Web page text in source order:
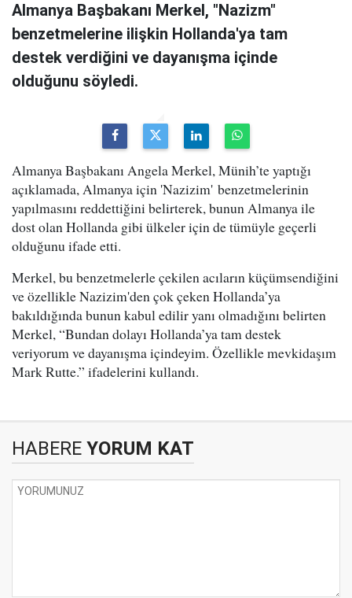
Almanya Başbakanı Merkel, "Nazizm"
benzetmelerine ilişkin Hollanda'ya tam
destek verdiğini ve dayanışma içinde
olduğunu söyledi.
Almanya Başbakanı Angela Merkel, Münih’te yaptığı
açıklamada, Almanya için 'Nazizim' benzetmelerinin
yapılmasını reddettiğini belirterek, bunun Almanya ile
dost olan Hollanda gibi ülkeler için de tümüyle geçerli
olduğunu ifade etti.
Merkel, bu benzetmelerle çekilen acıların küçümsendiğini
ve özellikle Nazizim'den çok çeken Hollanda’ya
bakıldığında bunun kabul edilir yanı olmadığını belirten
Merkel, “Bundan dolayı Hollanda’ya tam destek
veriyorum ve dayanışma içindeyim. Özellikle mevkidaşım
Mark Rutte.” ifadelerini kullandı.
HABERE YORUM KAT